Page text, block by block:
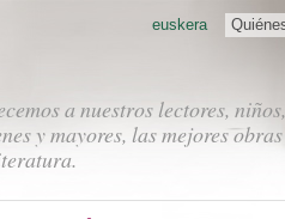
a nuestros lectores, niños,
y mayores, las mejores
euskera